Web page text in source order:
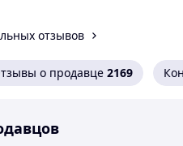
отзывов
о продавце 2169